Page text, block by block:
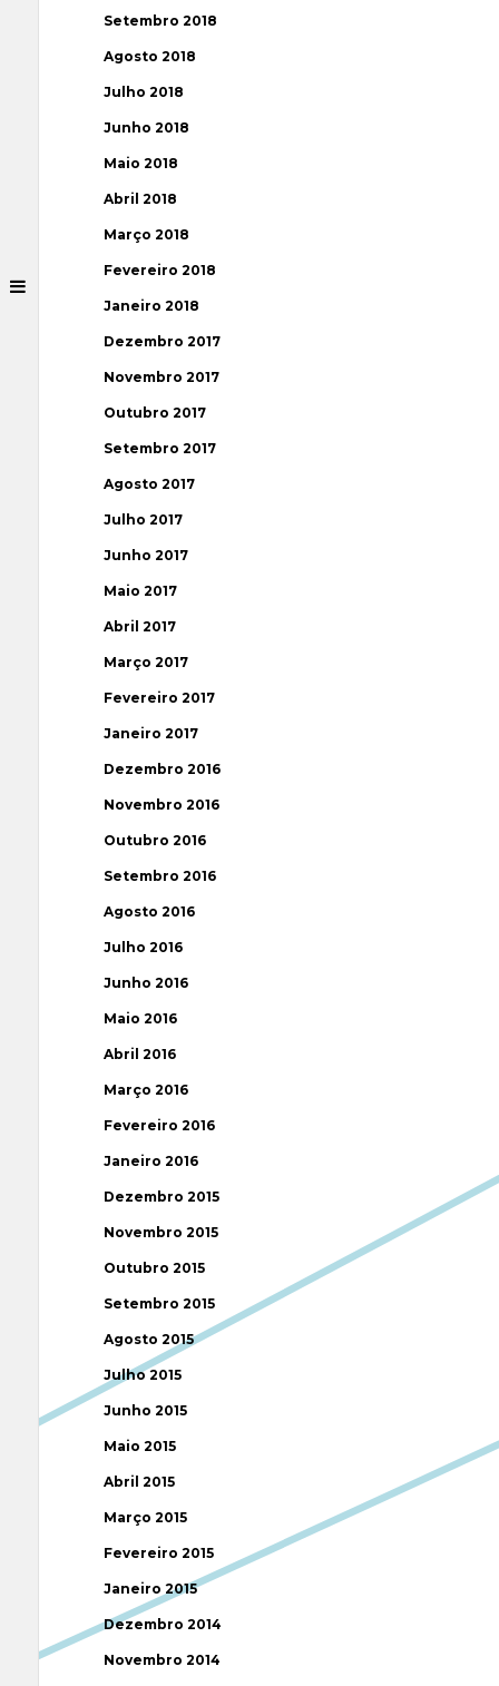
Setembro 2018
Agosto 2018
Julho 2018
Junho 2018
Maio 2018
Abril 2018
Março 2018
Fevereiro 2018
Janeiro 2018
Dezembro 2017
Novembro 2017
Outubro 2017
Setembro 2017
Agosto 2017
Julho 2017
Junho 2017
Maio 2017
Abril 2017
Março 2017
Fevereiro 2017
Janeiro 2017
Dezembro 2016
Novembro 2016
Outubro 2016
Setembro 2016
Agosto 2016
Julho 2016
Junho 2016
Maio 2016
Abril 2016
Março 2016
Fevereiro 2016
Janeiro 2016
Dezembro 2015
Novembro 2015
Outubro 2015
Setembro 2015
Agosto 2015
Julho 2015
Junho 2015
Maio 2015
Abril 2015
Março 2015
Fevereiro 2015
Janeiro 2015
Dezembro 2014
Novembro 2014